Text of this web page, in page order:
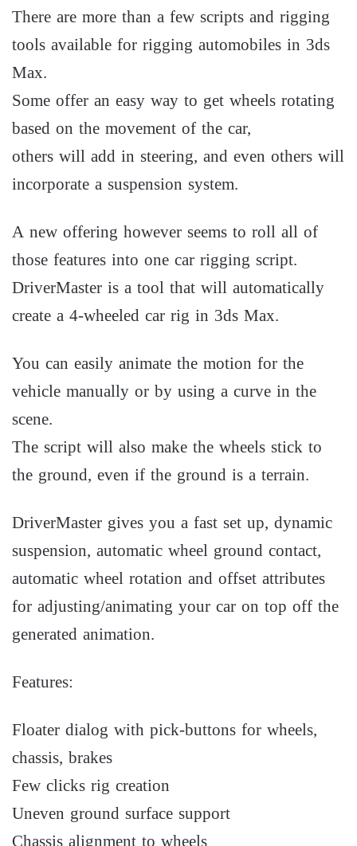
There are more than a few scripts and rigging
tools available for rigging automobiles in 3ds
Max.
Some offer an easy way to get wheels rotating
based on the movement of the car,
others will add in steering, and even others will
incorporate a suspension system.
A new offering however seems to roll all of
those features into one car rigging script.
DriverMaster is a tool that will automatically
create a 4-wheeled car rig in 3ds Max.
You can easily animate the motion for the
vehicle manually or by using a curve in the
scene.
The script will also make the wheels stick to
the ground, even if the ground is a terrain.
DriverMaster gives you a fast set up, dynamic
suspension, automatic wheel ground contact,
automatic wheel rotation and offset attributes
for adjusting/animating your car on top off the
generated animation.
Features:
Floater dialog with pick-buttons for wheels,
chassis, brakes
Few clicks rig creation
Uneven ground surface support